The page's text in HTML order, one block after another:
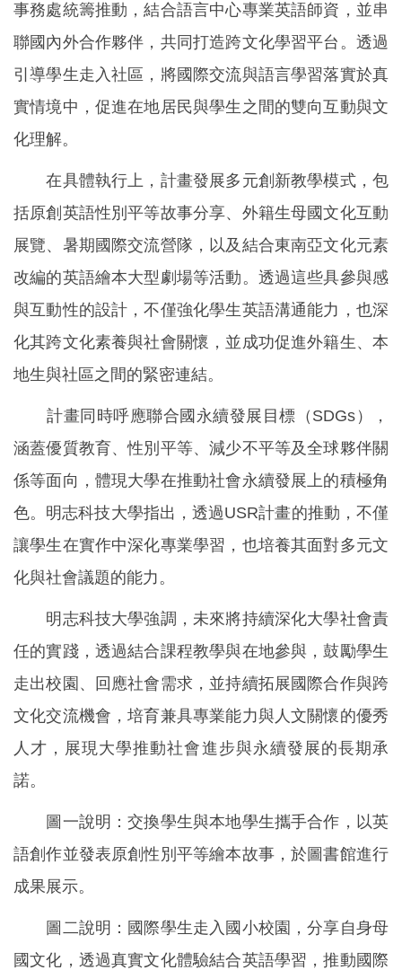
事務處統籌推動，結合語言中心專業英語師資，並串
聯國內外合作夥伴，共同打造跨文化學習平台。透過
引導學生走入社區，將國際交流與語言學習落實於真
實情境中，促進在地居民與學生之間的雙向互動與文
化理解。
在具體執行上，計畫發展多元創新教學模式，包
括原創英語性別平等故事分享、外籍生母國文化互動
展覽、暑期國際交流營隊，以及結合東南亞文化元素
改編的英語繪本大型劇場等活動。透過這些具參與感
與互動性的設計，不僅強化學生英語溝通能力，也深
化其跨文化素養與社會關懷，並成功促進外籍生、本
地生與社區之間的緊密連結。
計畫同時呼應聯合國永續發展目標（SDGs），
涵蓋優質教育、性別平等、減少不平等及全球夥伴關
係等面向，體現大學在推動社會永續發展上的積極角
色。明志科技大學指出，透過USR計畫的推動，不僅
讓學生在實作中深化專業學習，也培養其面對多元文
化與社會議題的能力。
明志科技大學強調，未來將持續深化大學社會責
任的實踐，透過結合課程教學與在地參與，鼓勵學生
走出校園、回應社會需求，並持續拓展國際合作與跨
文化交流機會，培育兼具專業能力與人文關懷的優秀
人才，展現大學推動社會進步與永續發展的長期承
諾。
圖一說明：交換學生與本地學生攜手合作，以英
語創作並發表原創性別平等繪本故事，於圖書館進行
成果展示。
圖二說明：國際學生走入國小校園，分享自身母
國文化，透過真實文化體驗結合英語學習，推動國際